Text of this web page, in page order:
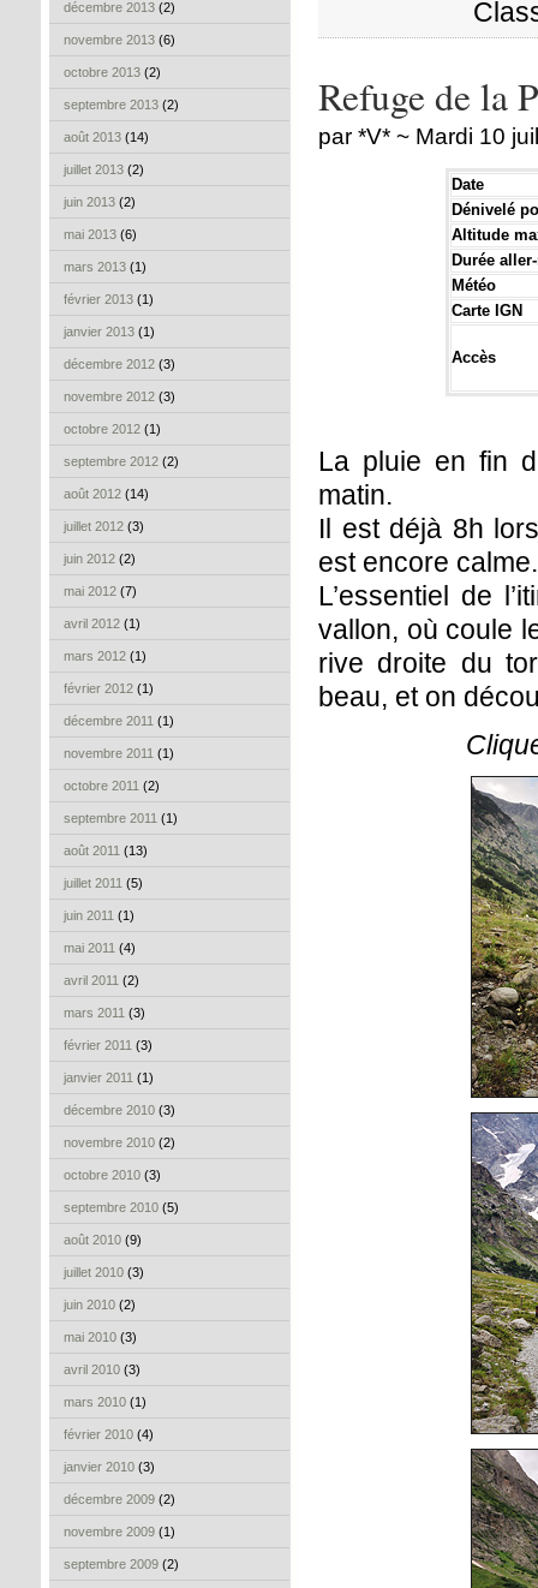
décembre 2013 (2)
novembre 2013 (6)
octobre 2013 (2)
septembre 2013 (2)
août 2013 (14)
juillet 2013 (2)
juin 2013 (2)
mai 2013 (6)
mars 2013 (1)
février 2013 (1)
janvier 2013 (1)
décembre 2012 (3)
novembre 2012 (3)
octobre 2012 (1)
septembre 2012 (2)
août 2012 (14)
juillet 2012 (3)
juin 2012 (2)
mai 2012 (7)
avril 2012 (1)
mars 2012 (1)
février 2012 (1)
décembre 2011 (1)
novembre 2011 (1)
octobre 2011 (2)
septembre 2011 (1)
août 2011 (13)
juillet 2011 (5)
juin 2011 (1)
mai 2011 (4)
avril 2011 (2)
mars 2011 (3)
février 2011 (3)
janvier 2011 (1)
décembre 2010 (3)
novembre 2010 (2)
octobre 2010 (3)
septembre 2010 (5)
août 2010 (9)
juillet 2010 (3)
juin 2010 (2)
mai 2010 (3)
avril 2010 (3)
mars 2010 (1)
février 2010 (4)
janvier 2010 (3)
décembre 2009 (2)
novembre 2009 (1)
septembre 2009 (2)
Refuge de la
par *V* ~ Mardi 10
Date
Dénivelé
Altitude
Durée
Météo
Carte IGN
Accès
La pluie en fin
matin.
Il est déjà 8h
est encore
L’essentiel de
vallon, où coule
rive droite du
beau, et on